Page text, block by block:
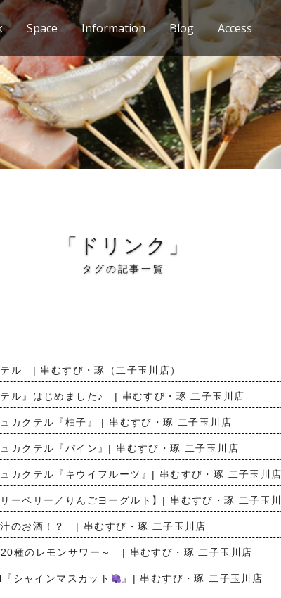
Space Information Blog Access
「ドリンク」
タグの記事一覧
ル | 串むすび・琢（二子玉川店）
テル』はじめました♪ | 串むすび・琢 二子玉川店
カクテル『柚子』 | 串むすび・琢 二子玉川店
カクテル『パイン』| 串むすび・琢 二子玉川店
カクテル『キウイフルーツ』| 串むすび・琢 二子玉川
ーベリー／りんごヨーグルト】| 串むすび・琢 二子玉
のお酒！？ | 串むすび・琢 二子玉川店
20種のレモンサワー～ | 串むすび・琢 二子玉川店
シャインマスカット 』| 串むすび・琢 二子玉川店